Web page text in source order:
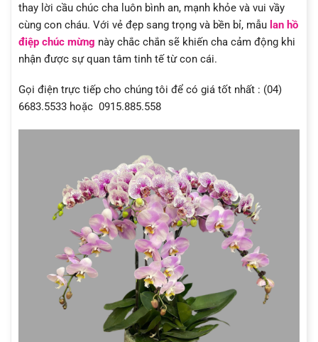
thay lời cầu chúc cha luôn bình an, mạnh khỏe và vui vầy
cùng con cháu. Với vẻ đẹp sang trọng và bền bỉ, mẫu lan hồ
điệp chúc mừng này chắc chắn sẽ khiến cha cảm động khi
nhận được sự quan tâm tinh tế từ con cái.
Gọi điện trực tiếp cho chúng tôi để có giá tốt nhất : (04)
6683.5533 hoặc 0915.885.558